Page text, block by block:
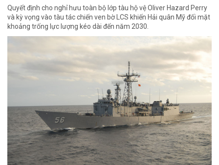
Quyết định cho nghỉ hưu toàn bộ lớp tàu hộ vệ Oliver Hazard Perry
và kỳ vọng vào tàu tác chiến ven bờ LCS khiến Hải quân Mỹ đối mặt
khoảng trống lực lượng kéo dài đến năm 2030.